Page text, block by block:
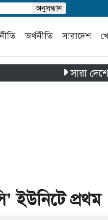
অর্থনীতি সারাদেশ
সারা দেশে পৃথক
ইউনিটে প্রথম